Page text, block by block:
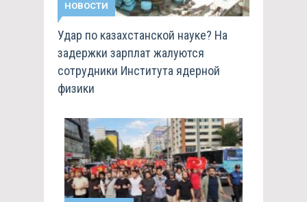
НОВОСТИ
Удар по казахстанской науке? На
задержки зарплат жалуются
сотрудники Института ядерной
физики